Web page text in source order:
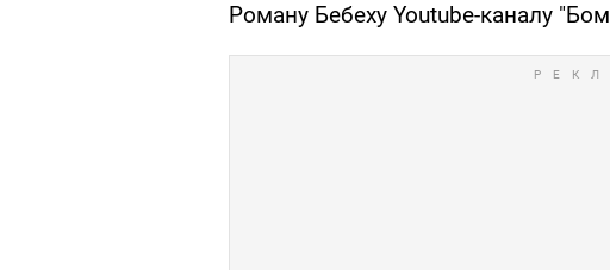
Роману Бебеху Youtube-каналу